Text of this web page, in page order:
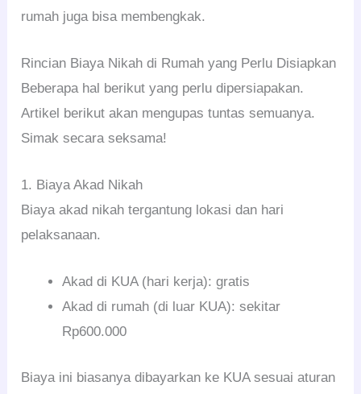
rumah juga bisa membengkak.
Rincian Biaya Nikah di Rumah yang Perlu Disiapkan
Beberapa hal berikut yang perlu dipersiapakan.
Artikel berikut akan mengupas tuntas semuanya.
Simak secara seksama!
1. Biaya Akad Nikah
Biaya akad nikah tergantung lokasi dan hari
pelaksanaan.
Akad di KUA (hari kerja): gratis
Akad di rumah (di luar KUA): sekitar
Rp600.000
Biaya ini biasanya dibayarkan ke KUA sesuai aturan